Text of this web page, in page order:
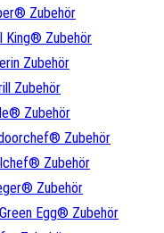
Zubehör
King® Zubehör
Zubehör
Zubehör
Zubehör
Zubehör
Zubehör
Zubehör
Egg® Zubehör